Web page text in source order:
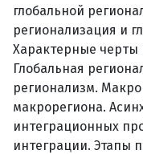
глобальной
регионализация и
Характерные черты
Глобальная
регионализм.
макрорегиона.
интеграционных
интеграции. Этапы